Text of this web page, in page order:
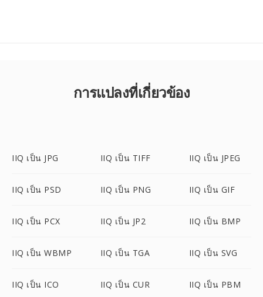
การแปลงที่เกี่ยวข้อง
IIQ เป็น JPG IIQ เป็น TIFF IIQ เป็น JPEG
IIQ เป็น PSD IIQ เป็น PNG IIQ เป็น GIF
IIQ เป็น PCX IIQ เป็น JP2 IIQ เป็น BMP
IIQ เป็น WBMP IIQ เป็น TGA IIQ เป็น SVG
IIQ เป็น ICO IIQ เป็น CUR IIQ เป็น PBM